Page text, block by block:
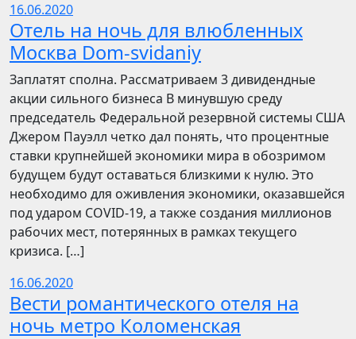
16.06.2020
Отель на ночь для влюбленных
Москва Dom-svidaniy
Заплатят сполна. Рассматриваем 3 дивидендные
акции сильного бизнеса В минувшую среду
председатель Федеральной резервной системы США
Джером Пауэлл четко дал понять, что процентные
ставки крупнейшей экономики мира в обозримом
будущем будут оставаться близкими к нулю. Это
необходимо для оживления экономики, оказавшейся
под ударом COVID-19, а также создания миллионов
рабочих мест, потерянных в рамках текущего
кризиса. […]
16.06.2020
Вести романтического отеля на
ночь метро Коломенская